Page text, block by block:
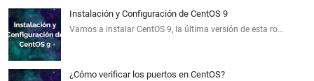
Instalación y Configuración de CentOS 9
Vamos a instalar CentOS 9, la última versión de esta ro…
¿Cómo verificar los puertos en CentOS?